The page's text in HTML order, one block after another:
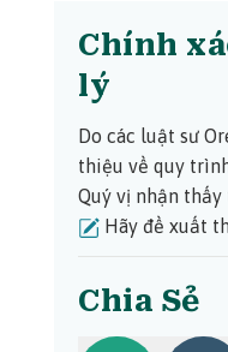
Chính
lý
Do các luật sư
thiệu về quy
Quý vị nhận
Hãy đề xuất
Chia Sẻ